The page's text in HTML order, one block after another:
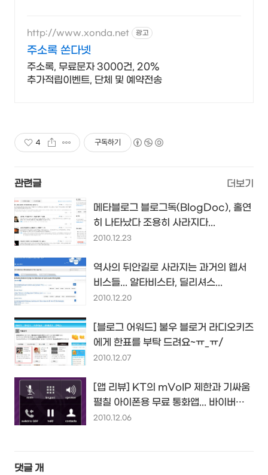
http://www.xonda.net 광고
주소록 쏜다넷
주소록, 무료문자 3000건, 20%
추가적립이벤트, 단체 및 예약전송
4 구독하기
관련글 더보기
메타블로그 블로그독(BlogDoc), 홀연
히 나타났다 조용히 사라지다...
2010.12.23
역사의 뒤안길로 사라지는 과거의 웹서
비스들... 알타비스타, 딜리셔스...
2010.12.20
[블로그 어워드] 불우 블로거 라디오키즈
에게 한표를 부탁 드려요~ㅠ_ㅠ/
2010.12.07
[앱 리뷰] KT의 mVoIP 제한과 기싸움
펼칠 아이폰용 무료 통화앱... 바이버
(Viber)
2010.12.06
댓글 개